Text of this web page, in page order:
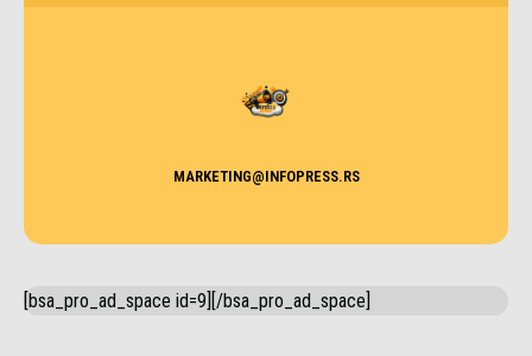
MARKETING@INFOPRESS.RS
[bsa_pro_ad_space id=9][/bsa_pro_ad_space]